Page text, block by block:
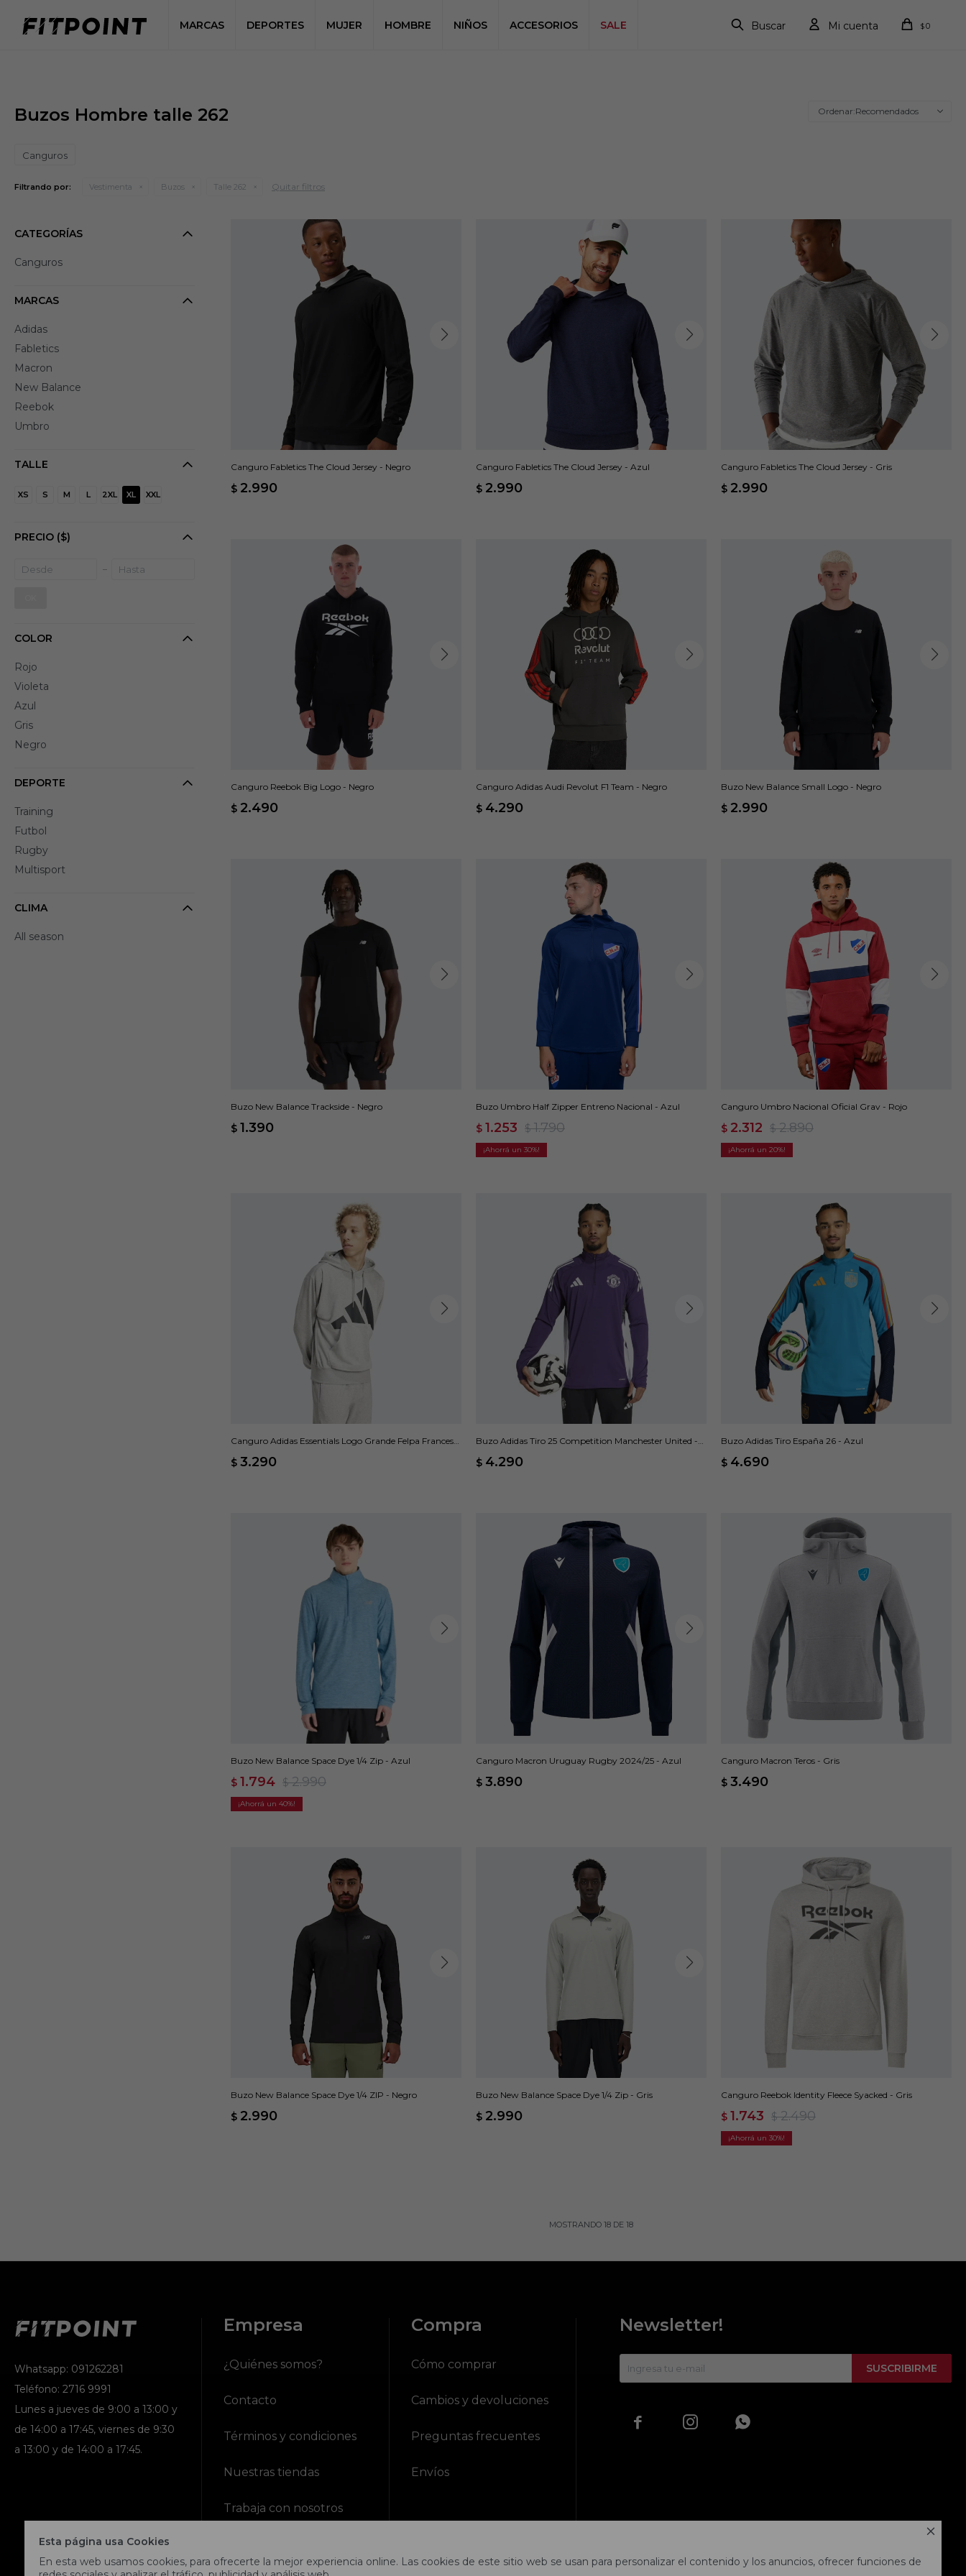

Esta página usa Cookies
En esta web usamos cookies, para ofrecerte la mejor experiencia online. Las cookies de este sitio web se usan para personalizar el contenido y los anuncios, ofrecer funciones de
MARCAS DEPORTES MUJER HOMBRE NIÑOS ACCESORIOS SALE $0
Buzos Hombre talle 262 Recomendados
Canguros
Filtrando por: Vestimenta Buzos Talle 262 Quitar filtros
Canguro Fabletics The Cloud Jersey - Negro
$ 2.990
Canguro Fabletics The Cloud Jersey - Azul
$ 2.990
Canguro Fabletics The Cloud Jersey - Gris
$ 2.990
Canguro Reebok Big Logo - Negro
$ 2.490
Canguro Adidas Audi Revolut F1 Team - Negro
$ 4.290
Buzo New Balance Small Logo - Negro
$ 2.990
Buzo New Balance Trackside - Negro
$ 1.390
Buzo Umbro Half Zipper Entreno Nacional - Azul
$ 1.253 $ 1.790
30
Canguro Umbro Nacional Oficial Grav - Rojo
$ 2.312 $ 2.890
20
Canguro Adidas Essentials Logo Grande Felpa Francesa
$ 3.290
Buzo Adidas Tiro 25 Competition Manchester United -
$ 4.290
Buzo Adidas Tiro España 26 - Azul
$ 4.690
Buzo New Balance Space Dye 1/4 Zip - Azul
$ 1.794 $ 2.990
40
Canguro Macron Uruguay Rugby 2024/25 - Azul
$ 3.890
Canguro Macron Teros - Gris
$ 3.490
Buzo New Balance Space Dye 1/4 ZIP - Negro
$ 2.990
Buzo New Balance Space Dye 1/4 Zip - Gris
$ 2.990
Canguro Reebok Identity Fleece Syacked - Gris
$ 1.743 $ 2.490
30
MOSTRANDO 18DE 18
CATEGORÍAS
Canguros
MARCAS
Adidas
Fabletics
Macron
New Balance
Reebok
Umbro
TALLE
XS S M L 2XL XL XXL
PRECIO ($)
COLOR
Rojo
Violeta
Azul
Gris
Negro
DEPORTE
Training
Futbol
Rugby
Multisport
CLIMA
All season
Whatsapp: 091262281
Teléfono: 2716 9991
Lunes a jueves de 9:00 a 13:00 y
de 14:00 a 17:45, viernes de 9:30
a 13:00 y de 14:00 a 17:45.
Empresa
¿Quiénes somos?
Contacto
Términos y condiciones
Nuestras tiendas
Trabaja con nosotros
Compra
Cómo comprar
Cambios y devoluciones
Preguntas frecuentes
Envíos
Newsletter!
SUSCRIBIRME
  